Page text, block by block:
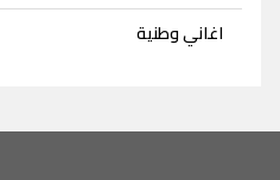
اغاني وطنية